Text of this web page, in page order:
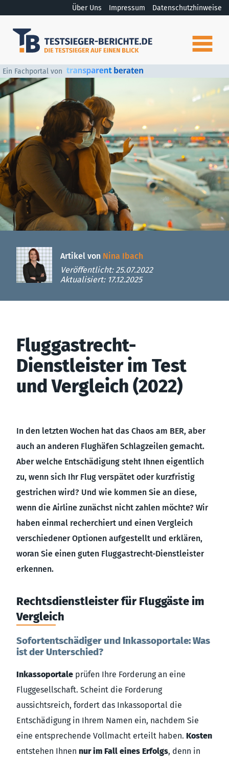
Über Uns Impressum Datenschutzhinweise
Ein Fachportal von
Artikel von Nina Ibach
Veröffentlicht: 25.07.2022
Aktualisiert: 17.12.2025
Fluggastrecht-
Dienstleister im Test
und Vergleich (2022)
In den letzten Wochen hat das Chaos am BER, aber
auch an anderen Flughäfen Schlagzeilen gemacht.
Aber welche Entschädigung steht Ihnen eigentlich
zu, wenn sich Ihr Flug verspätet oder kurzfristig
gestrichen wird? Und wie kommen Sie an diese,
wenn die Airline zunächst nicht zahlen möchte? Wir
haben einmal recherchiert und einen Vergleich
verschiedener Optionen aufgestellt und erklären,
woran Sie einen guten Fluggastrecht-Dienstleister
erkennen.
Rechtsdienstleister für Fluggäste im
Vergleich
Sofortentschädiger und Inkassoportale: Was
ist der Unterschied?
Inkassoportale prüfen Ihre Forderung an eine
Fluggesellschaft. Scheint die Forderung
aussichtsreich, fordert das Inkassoportal die
Entschädigung in Ihrem Namen ein, nachdem Sie
eine entsprechende Vollmacht erteilt haben. Kosten
entstehen Ihnen nur im Fall eines Erfolgs, denn in